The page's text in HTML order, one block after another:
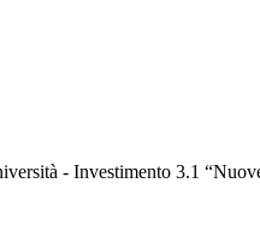
- Investimento 3.1